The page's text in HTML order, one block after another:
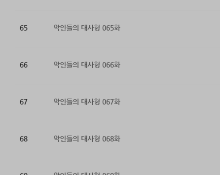
65 악인들의 대사형 065화
66 악인들의 대사형 066화
67 악인들의 대사형 067화
68 악인들의 대사형 068화